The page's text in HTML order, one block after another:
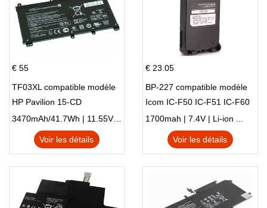
€ 55
TF03XL compatible modèle
HP Pavilion 15-CD
3470mAh/41.7Wh | 11.55V | Li-ion ...
Voir les détails
€ 23.05
BP-227 compatible modèle
Icom IC-F50 IC-F51 IC-F60
IC-F61 IC-M87
1700mah | 7.4V | Li-ion ...
Voir les détails